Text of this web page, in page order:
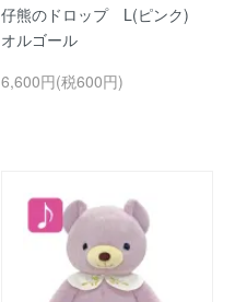
仔熊のドロップ L(ピンク)
オルゴール
6,600円(税600円)